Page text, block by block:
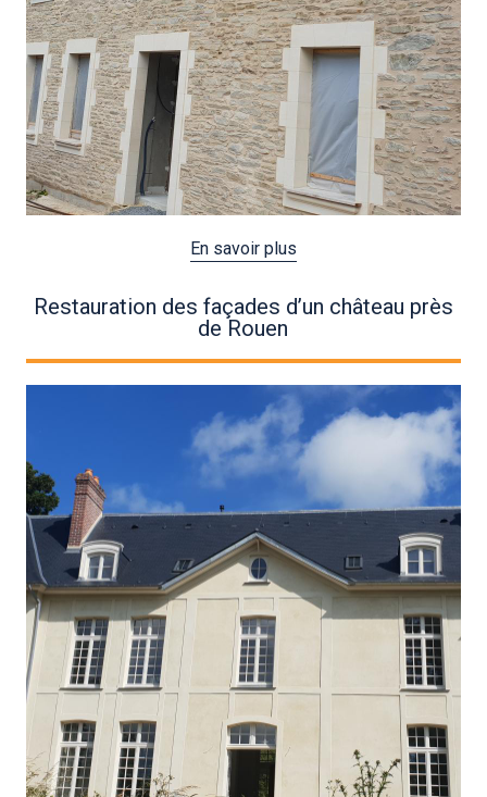
En savoir plus
Restauration des façades d’un château près
de Rouen